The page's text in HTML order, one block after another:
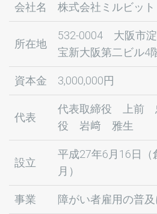
会社名 株式会社ミルビット
所在地
532-0004 大阪市淀
宝新大阪第二ビル4
資本金 3,000,000円
代表
代表取締役 上前
役 岩﨑 雅生
設立
平成27年6月16日（
月）
事業 障がい者雇用の普